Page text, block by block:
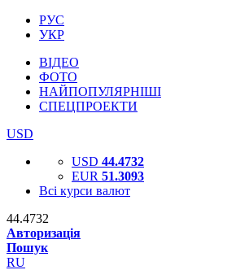
РУС
УКР
ВІДЕО
ФОТО
НАЙПОПУЛЯРНІШІ
СПЕЦПРОЕКТИ
USD
USD 44.4732
EUR 51.3093
Всі курси валют
44.4732
Авторизація
Пошук
RU